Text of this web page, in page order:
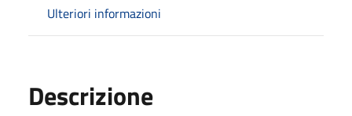
Ulteriori informazioni
Descrizione